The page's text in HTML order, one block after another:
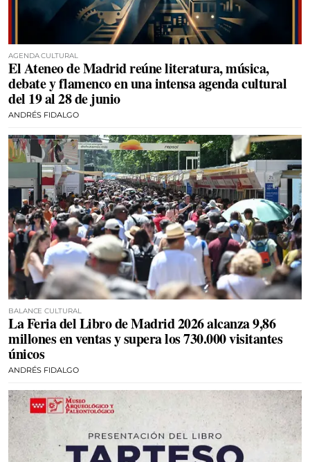
AGENDA CULTURAL
El Ateneo de Madrid reúne literatura, música,
debate y flamenco en una intensa agenda cultural
del 19 al 28 de junio
ANDRÉS FIDALGO
BALANCE CULTURAL
La Feria del Libro de Madrid 2026 alcanza 9,86
millones en ventas y supera los 730.000 visitantes
únicos
ANDRÉS FIDALGO